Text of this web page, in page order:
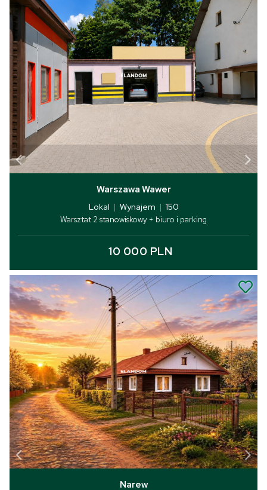
Warszawa Wawer
Lokal | Wynajem | 150
Warsztat 2 stanowiskowy + biuro i parking
10 000 PLN
Narew